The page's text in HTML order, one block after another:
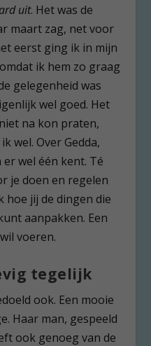
uit. Het was de
maart zag, net voor
eerst ging ik in mijn
ik hem zo graag
gelegenheid was
wel goed. Het
na kon praten,
wel. Over Gedda,
wel één kent. Té
je doen en regelen
hoe jij de dingen die
aanpakken. Een
voeren.
tegelijk
ook. Een mooie
Haar man, gespeeld
ook genoeg van de